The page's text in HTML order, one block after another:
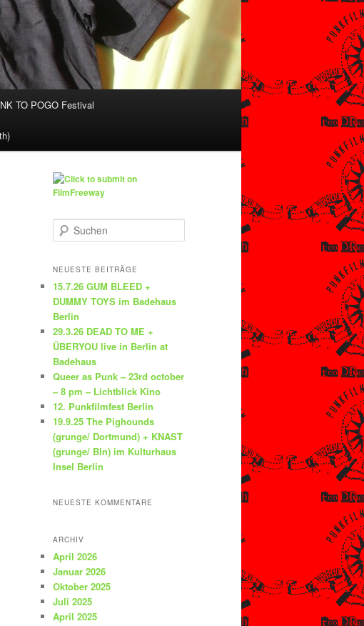
TO POGO Festival
u
h
n
NEUESTE BEITRÄGE
15.7.26 GUM BLEED +
DUMMY TOYS im Badehaus
Berlin
29.3.26 DEAD TO ME +
ÜBERYOU live in Berlin at
Badehaus
Queer as Punk – 23rd october
– 8 pm – Lichtblick Kino
12. Punkfilmfest Berlin
19.9.25 The Pighounds
(grunge/ Dortmund) + KNAST
(grunge/ Bln) im Kulturhaus
Insel Berlin
NEUESTE KOMMENTARE
ARCHIV
April 2026
Januar 2026
Oktober 2025
Juli 2025
April 2025